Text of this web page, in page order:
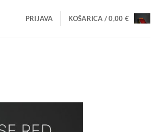
PRIJAVA KOŠARICA /0,00 €